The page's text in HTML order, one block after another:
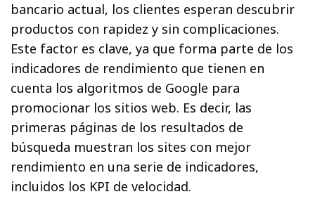
bancario actual, los clientes esperan descubrir
productos con rapidez y sin complicaciones.
Este factor es clave, ya que forma parte de los
indicadores de rendimiento que tienen en
cuenta los algoritmos de Google para
promocionar los sitios web. Es decir, las
primeras páginas de los resultados de
búsqueda muestran los sites con mejor
rendimiento en una serie de indicadores,
incluidos los KPI de velocidad.